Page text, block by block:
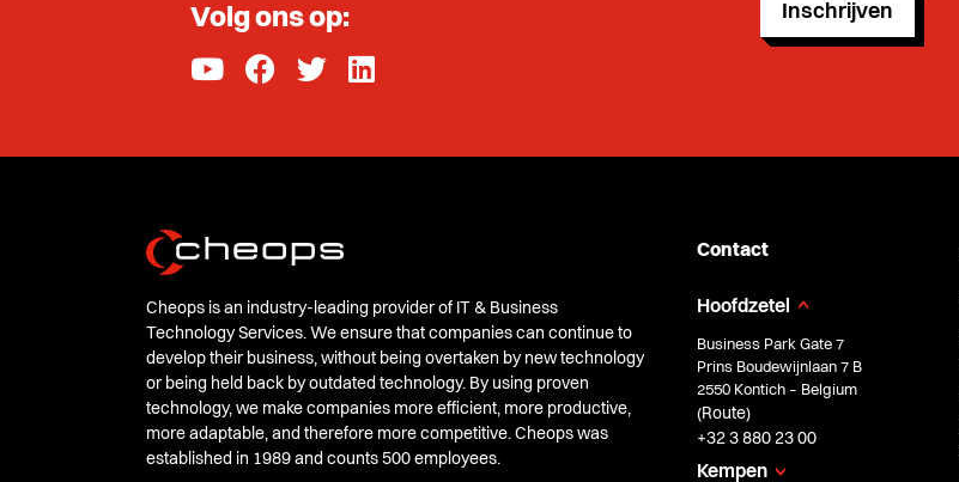
Volg ons op: Inschrijven
Cheops is an industry-leading provider of IT & Business
Technology Services. We ensure that companies can continue to
develop their business, without being overtaken by new technology
or being held back by outdated technology. By using proven
technology, we make companies more efficient, more productive,
more adaptable, and therefore more competitive. Cheops was
established in 1989 and counts 500 employees.
Contact
Hoofdzetel
Business Park Gate 7
Prins Boudewijnlaan 7 B
2550 Kontich – Belgium
(Route)
+32 3 880 23 00
Kempen